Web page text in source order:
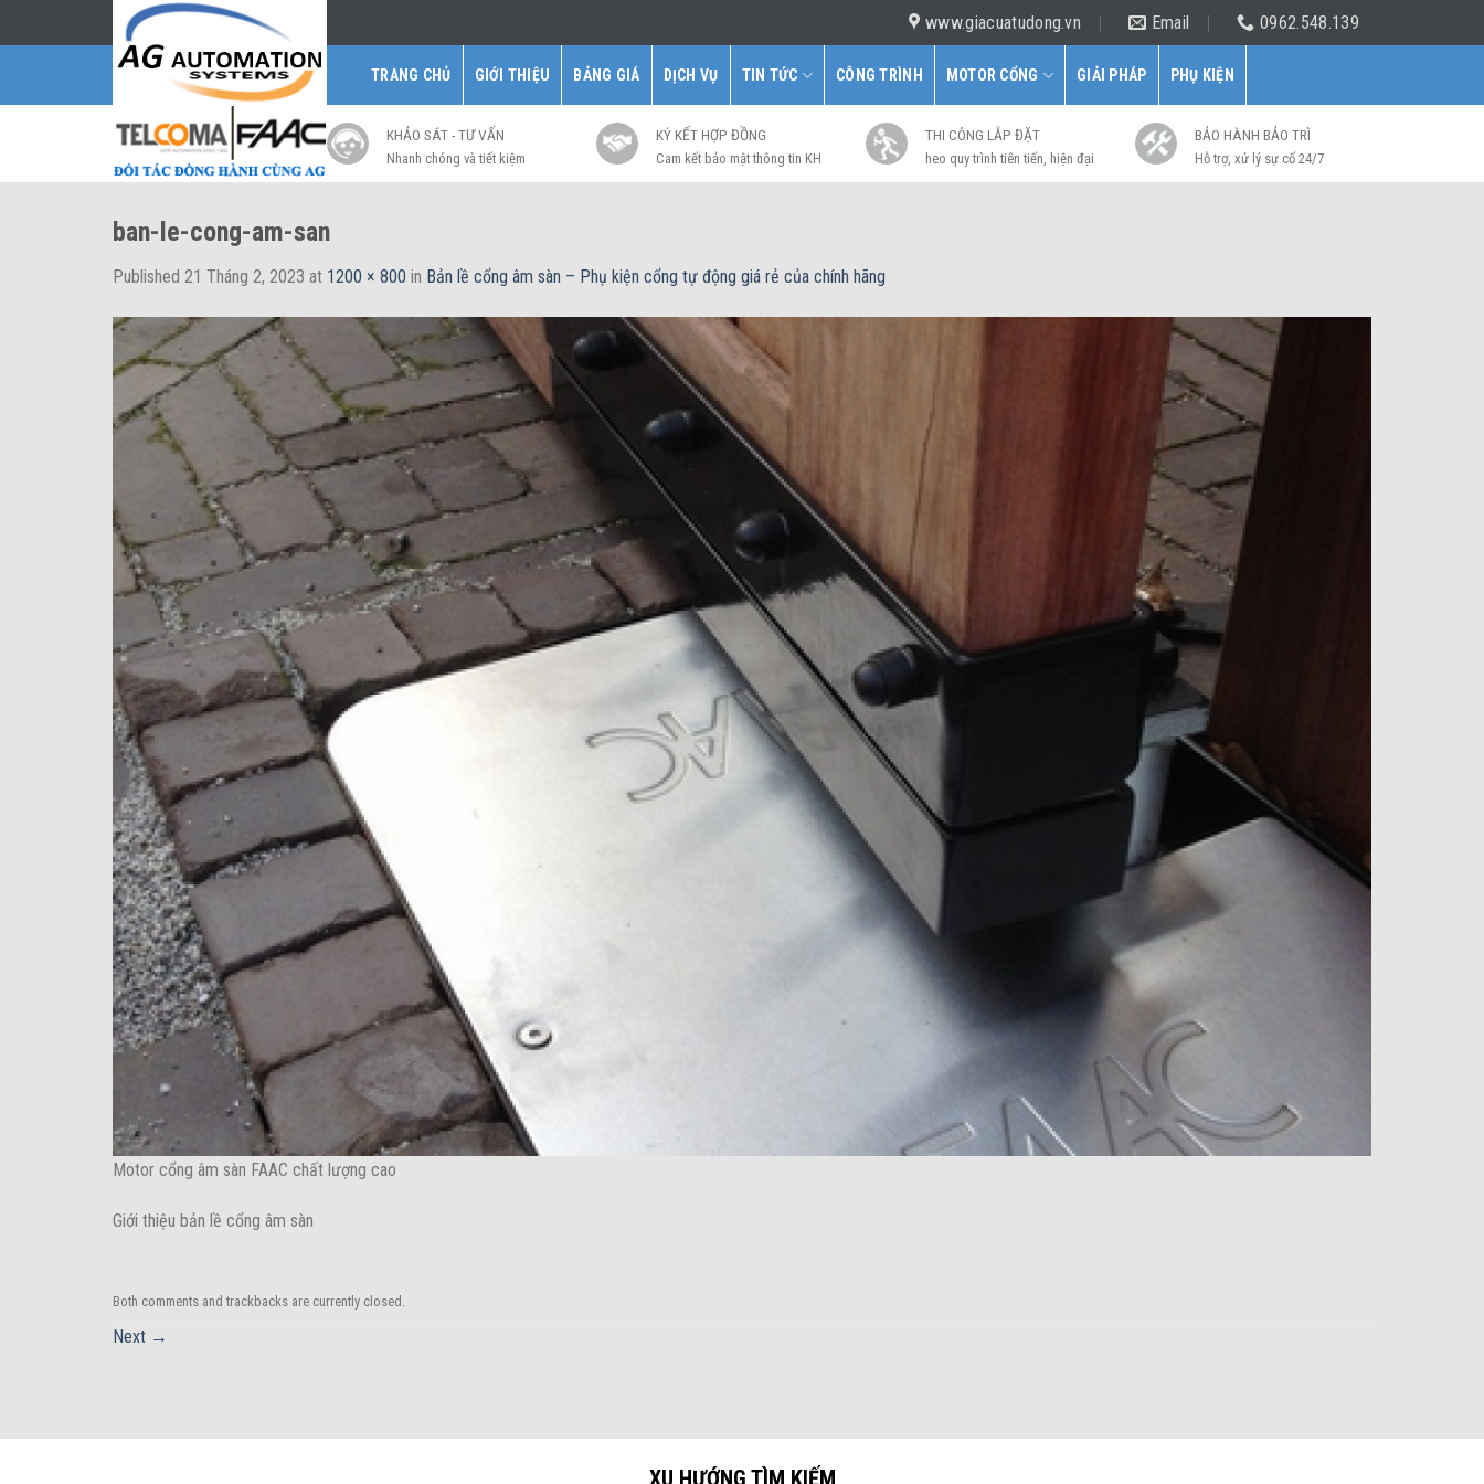
to
www.giacuatudong.vn Email 0962.548.139
TRANG CHỦ GIỚI THIỆU BẢNG GIÁ DỊCH VỤ TIN TỨC CÔNG TRÌNH MOTOR CỔNG GIẢI PHÁP PHỤ KIỆN
KHẢO SÁT - TƯ VẤN
Nhanh chóng và tiết kiệm
KÝ KẾT HỢP ĐỒNG
Cam kết bảo mật thông tin KH
THI CÔNG LẮP ĐẶT
heo quy trình tiên tiến, hiện đại
BẢO HÀNH BẢO TRÌ
Hỗ trợ, xử lý sự cố 24/7
ban-le-cong-am-san
Published 21 Tháng 2, 2023 at 1200 × 800 in Bản lề cổng âm sàn – Phụ kiện cổng tự động giá rẻ của chính hãng
Motor cổng âm sàn FAAC chất lượng cao
Giới thiệu bản lề cổng âm sàn
Both comments and trackbacks are currently closed.
Next →
XU HƯỚNG TÌM KIẾM